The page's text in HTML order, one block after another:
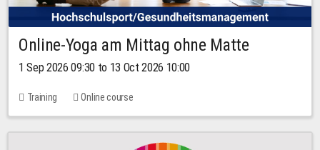
Online-Yoga am Mittag ohne Matte
1 Sep 2026 09:30 to 13 Oct 2026 10:00
Training Online course